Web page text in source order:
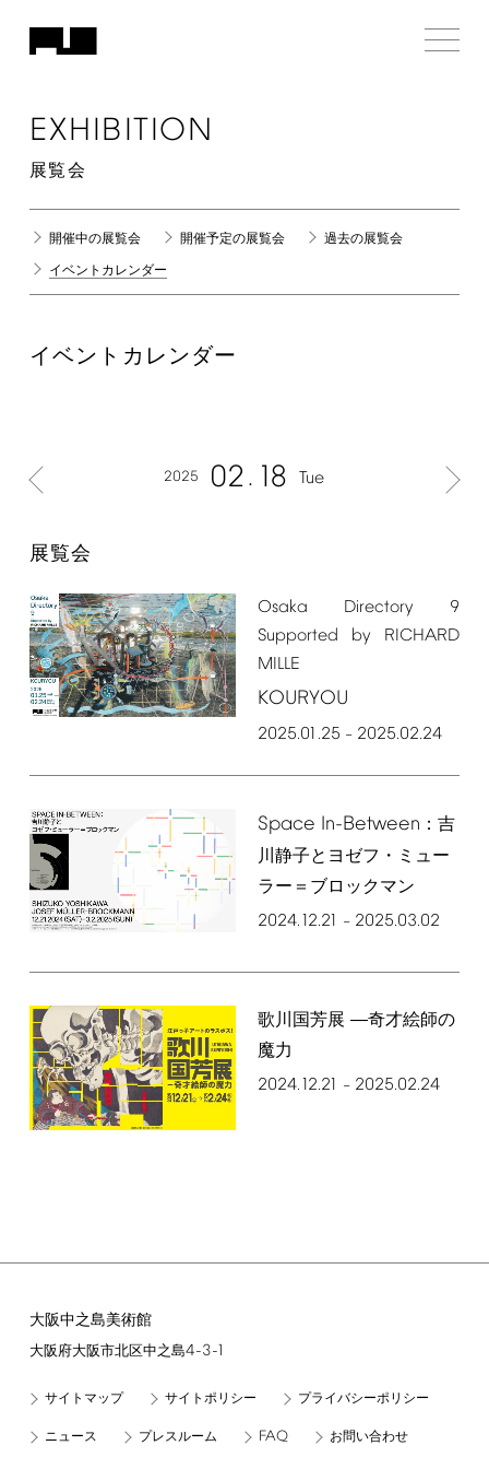
EXHIBITION
展覧会
開催中の展覧会 開催予定の展覧会 過去の展覧会
イベントカレンダー
イベントカレンダー
2025 02 18 Tue
展覧会
Osaka Directory
9
Supported
by
RICHARD
MILLE
KOURYOU
2025.01.25 – 2025.02.24
Space In-Between ：吉
川静子とヨゼフ・ミュー
ラー＝ブロックマン
2024.12.21 – 2025.03.02
歌川国芳展 ―奇才絵師の
魔力
2024.12.21 – 2025.02.24
大阪中之島美術館
大阪府大阪市北区中之島4-3-1
サイトマップ サイトポリシー プライバシーポリシー
ニュース プレスルーム FAQ お問い合わせ